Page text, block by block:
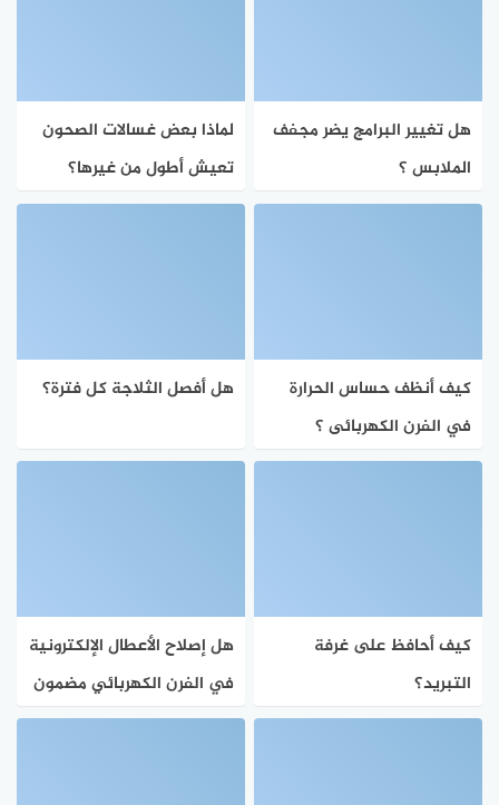
لماذا بعض غسالات الصحون
تعيش أطول من غيرها؟
هل تغيير البرامج يضر مجفف
الملابس ؟
هل أفصل الثلاجة كل فترة؟
كيف أنظف حساس الحرارة
في الفرن الكهربائى ؟
هل إصلاح الأعطال الإلكترونية
في الفرن الكهربائي مضمون
لفترة؟
كيف أحافظ على غرفة
التبريد؟